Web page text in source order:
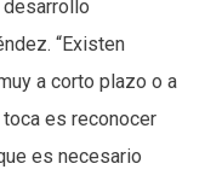
desarrollo
“Existen
a corto plazo o a
es reconocer
es necesario